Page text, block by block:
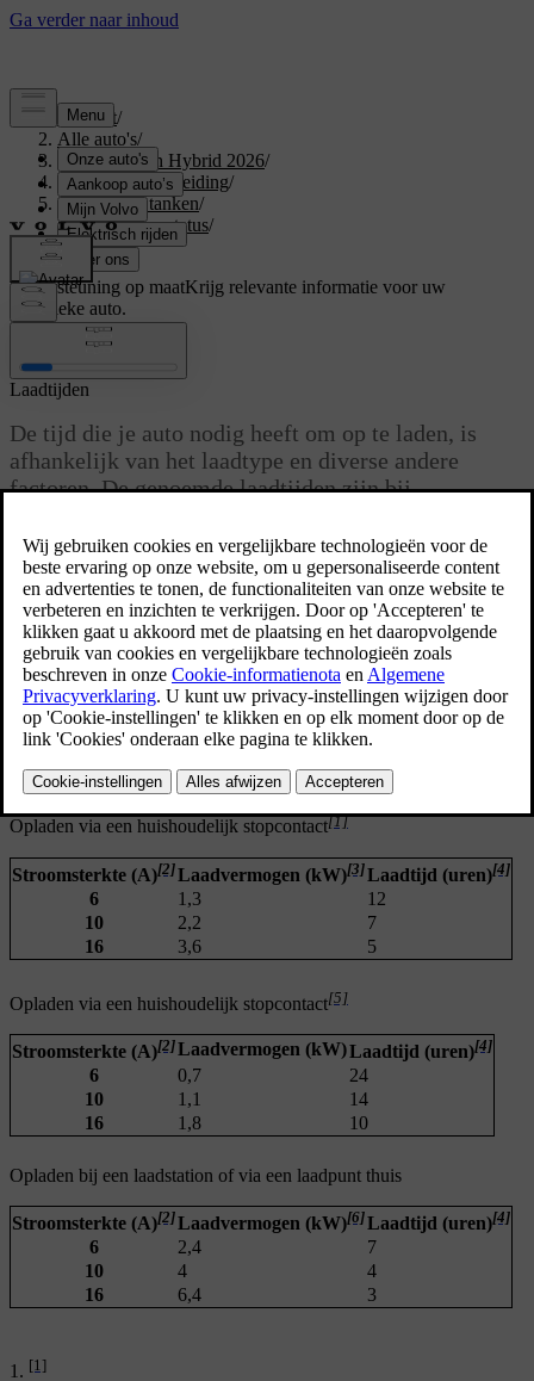
Support/
Alle auto's/
XC60 Plug-in Hybrid 2026/
Gebruikershandleiding/
Opladen en tanken/
Laadtijd en -status/
Laadtijden
Ondersteuning op maatKrijg relevante informatie voor uw
specifieke auto.
Bijgewerkt 16/04/2025
Laadtijden
De tijd die je auto nodig heeft om op te laden, is
afhankelijk van het laadtype en diverse andere
factoren. De genoemde laadtijden zijn bij
Enkele voorbeelden van factoren die de laadtijd kunnen
beïnvloeden:
preconditioning
omgevingstemperatuur
accutemperatuur
laadapparatuur
accugrootte
conditie van de accu en van de auto
infrastructuur.
Opladen via een huishoudelijk stopcontact[1]
Stroomsterkte (A)[2]Laadvermogen (kW)[3]Laadtijd (uren)[4]
6 1,3
12
10
2,2
7
16
3,6 5
Opladen via een huishoudelijk stopcontact[5]
Stroomsterkte (A)[2]Laadvermogen (kW)Laadtijd (uren)[4]
6 0,7
24
10
1,1
14
16
1,8 10
Opladen bij een laadstation of via een laadpunt thuis
Stroomsterkte (A)[2]Laadvermogen (kW)[6]Laadtijd (uren)[4]
6 2,4
7
10
4
4
16
6,4 3
[1]